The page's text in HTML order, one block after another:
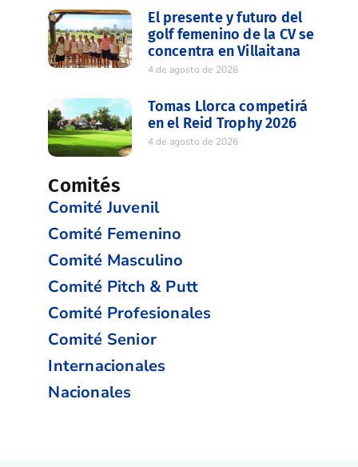
El presente y futuro del
golf femenino de la CV se
concentra en Villaitana
4 de agosto de 2026
Tomas Llorca competirá
en el Reid Trophy 2026
4 de agosto de 2026
Comités
Comité Juvenil
Comité Femenino
Comité Masculino
Comité Pitch & Putt
Comité Profesionales
Comité Senior
Internacionales
Nacionales